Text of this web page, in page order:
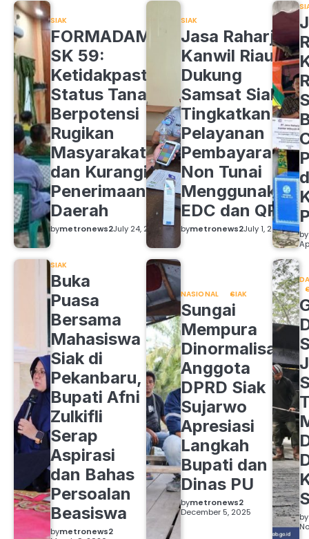
SIAK
FORMADAM
SK 59:
Ketidakpastian
Status Tanah
Berpotensi
Rugikan
Masyarakat
dan Kurangi
Penerimaan
Daerah
bymetronews2July 24, 2026
SIAK
Jasa Raharja
Kanwil Riau
Dukung
Samsat Siak
Tingkatkan
Pelayanan
Pembayaran
Non Tunai
Menggunakan
EDC dan QRIS
bymetronews2July 1, 2026 by
SIAK
Buka
Puasa
Bersama
Mahasiswa
Siak di
Pekanbaru,
Bupati Afni
Zulkifli
Serap
Aspirasi
dan Bahas
Persoalan
Beasiswa
bymetronews2
NASIONAL SIAK
Sungai
Mempura
Dinormalisasi,
Anggota
DPRD Siak
Sujarwo
Apresiasi
Langkah
Bupati dan
Dinas PU
bymetronews2
December 5, 2025
by